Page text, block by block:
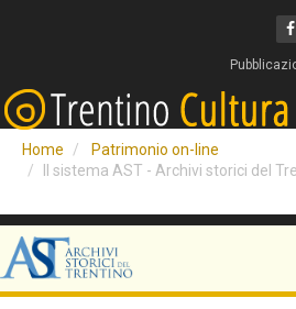
Home
Patrimonio on-line
Il sistema AST - Archivi storici del